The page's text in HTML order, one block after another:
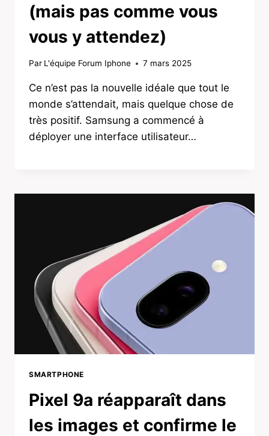
(mais pas comme vous
vous y attendez)
Par L'équipe Forum Iphone 7 mars 2025
Ce n’est pas la nouvelle idéale que tout le
monde s’attendait, mais quelque chose de
très positif. Samsung a commencé à
déployer une interface utilisateur…
SMARTPHONE
Pixel 9a réapparaît dans
les images et confirme le